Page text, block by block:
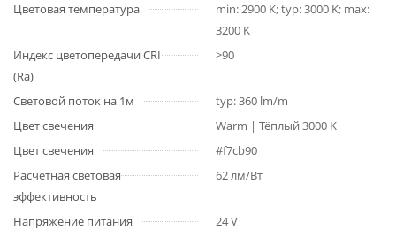
Цветовая температура
min: 2900 K; typ: 3000 K; max:
3200 K
Индекс цветопередачи CRI
(Ra)
>90
Световой поток на 1м
typ: 360 lm/m
Цвет свечения
Warm | Тёплый 3000 K
Цвет свечения
#f7cb90
Расчетная световая
эффективность
62 лм/Вт
Напряжение питания
24 V